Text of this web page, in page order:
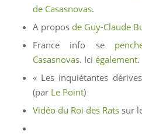
de Casasnovas.
A propos de Guy-Claude
France info se
Casasnovas. Ici également.
« Les inquiétantes
(par Le Point)
Vidéo du Roi des Rats sur